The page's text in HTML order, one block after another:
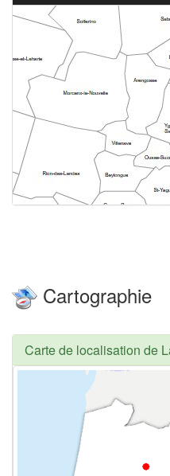
Cartographie
Carte de localisation de